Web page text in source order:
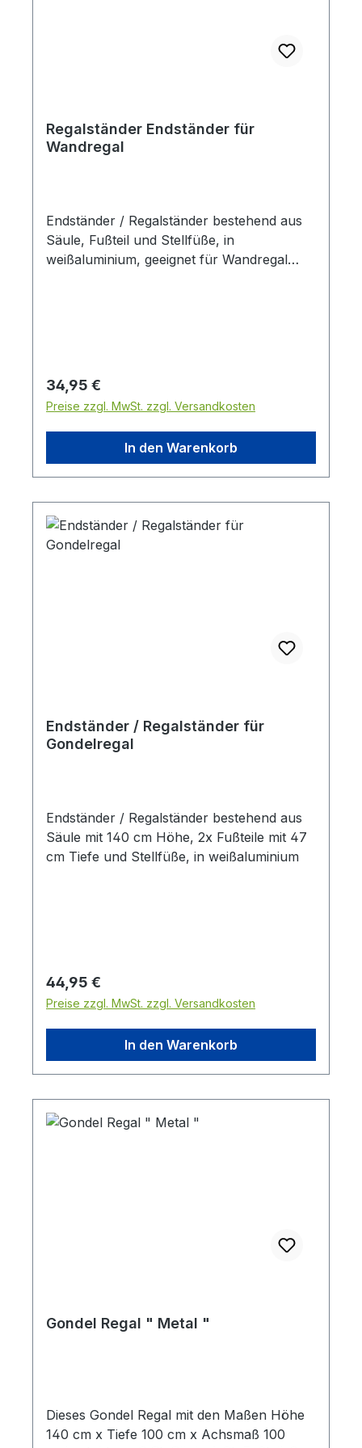
Regalständer Endständer für
Wandregal
Endständer / Regalständer bestehend aus
Säule, Fußteil und Stellfüße, in
weißaluminium, geeignet für Wandregal
Regulärer Preis:
34,95 €
Preise zzgl. MwSt. zzgl. Versandkosten
In den Warenkorb
Endständer / Regalständer für
Gondelregal
Endständer / Regalständer bestehend aus
Säule mit 140 cm Höhe, 2x Fußteile mit 47
cm Tiefe und Stellfüße, in weißaluminium
Regulärer Preis:
44,95 €
Preise zzgl. MwSt. zzgl. Versandkosten
In den Warenkorb
Gondel Regal " Metal "
Dieses Gondel Regal mit den Maßen Höhe
140 cm x Tiefe 100 cm x Achsmaß 100